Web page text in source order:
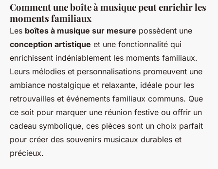
Comment une boîte à musique peut enrichir les
moments familiaux
Les boîtes à musique sur mesure possèdent une
conception artistique et une fonctionnalité qui
enrichissent indéniablement les moments familiaux.
Leurs mélodies et personnalisations promeuvent une
ambiance nostalgique et relaxante, idéale pour les
retrouvailles et événements familiaux communs. Que
ce soit pour marquer une réunion festive ou offrir un
cadeau symbolique, ces pièces sont un choix parfait
pour créer des souvenirs musicaux durables et
précieux.